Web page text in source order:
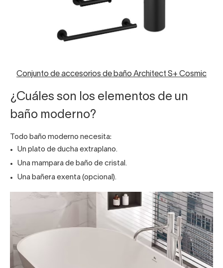
Conjunto de accesorios de baño Architect S+ Cosmic
¿Cuáles son los elementos de un
baño moderno?
Todo baño moderno necesita:
Un plato de ducha extraplano.
Una mampara de baño de cristal.
Una bañera exenta (opcional).